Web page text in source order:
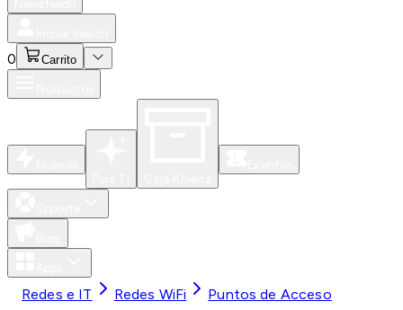
0 Carrito
Redes e IT Redes WiFi Puntos de Acceso